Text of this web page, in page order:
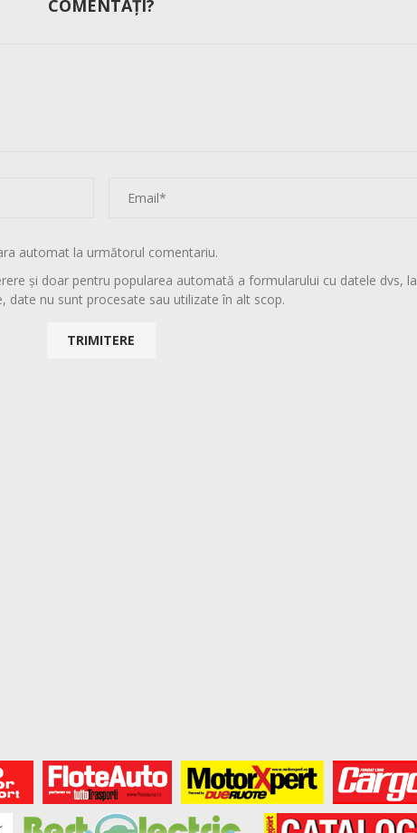
COMENTAȚI?
automat la următorul comentariu.
și doar pentru popularea automată a formularului cu datele dvs, la
date nu sunt procesate sau utilizate în alt scop.